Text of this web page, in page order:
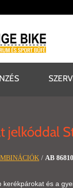
jelkóddal
/ AB
és a